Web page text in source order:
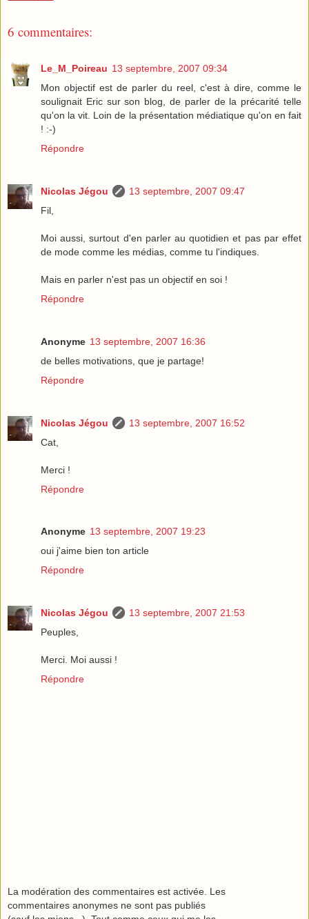
6 commentaires:
Le_M_Poireau 13 septembre, 2007 09:34
Mon objectif est de parler du reel, c'est à dire, comme le
soulignait Eric sur son blog, de parler de la précarité telle
qu'on la vit. Loin de la présentation médiatique qu'on en fait
! :-)
Répondre
Nicolas Jégou
13 septembre, 2007 09:47
Fil,
Moi aussi, surtout d'en parler au quotidien et pas par effet
de mode comme les médias, comme tu l'indiques.
Mais en parler n'est pas un objectif en soi !
Répondre
Anonyme 13 septembre, 2007 16:36
de belles motivations, que je partage!
Répondre
Nicolas Jégou
13 septembre, 2007 16:52
Cat,
Merci !
Répondre
Anonyme 13 septembre, 2007 19:23
oui j'aime bien ton article
Répondre
Nicolas Jégou
13 septembre, 2007 21:53
Peuples,
Merci. Moi aussi !
Répondre
La modération des commentaires est activée. Les
commentaires anonymes ne sont pas publiés